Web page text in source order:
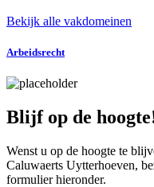
Bekijk alle vakdomeinen
Arbeidsrecht
Blijf op de
Wenst u op de hoogte te
Caluwaerts Uytterhoeven,
formulier hieronder.